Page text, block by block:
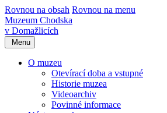
Rovnou na obsah Rovnou na menu
Muzeum Chodska
v Domažlicích
Menu
O muzeu
Otevírací doba a vstupné
Historie muzea
Videoarchiv
Povinné informace